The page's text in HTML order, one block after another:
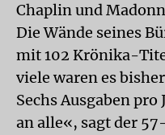
Chaplin und
Die Wände seines
mit 102 Krönika-
viele waren es
Sechs Ausgaben
an alle«, sagt der